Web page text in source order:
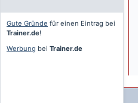
Gute Gründe für einen Eintrag bei
Trainer.de!
Werbung bei Trainer.de